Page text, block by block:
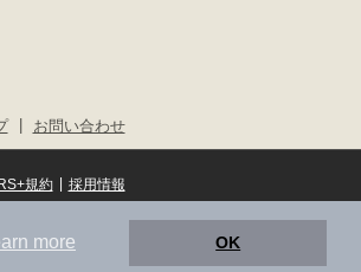
more OK
お問い合わせ
採用情報
|
規約
Lifestyle Co., Ltd.